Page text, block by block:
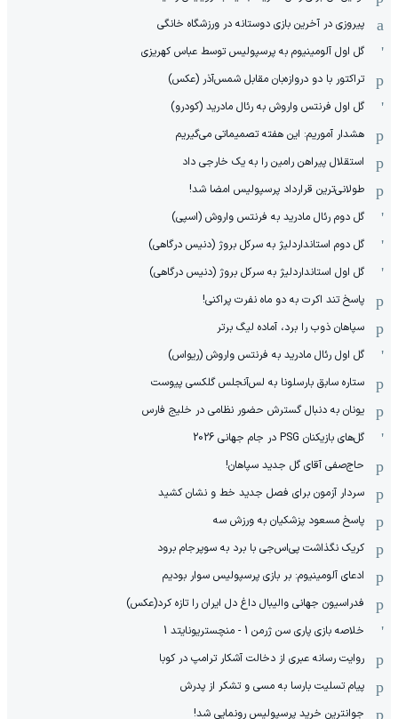
پیروزی در آخرین بازی دوستانه در ورزشگاه خانگی
گل اول آلومینیوم به پرسپولیس توسط عباس کهریزی
تراکتور با دو دروازه‌بان مقابل شمس‌آذر (عکس)
گل اول فرنتس واروش به رئال مادرید (کودرو)
هشدار آموریم: این هفته تصمیماتی می‌گیریم
استقلال پیراهن رامین را به یک خارجی داد
طولانی‌ترین قرارداد پرسپولیس امضا شد!
گل دوم رئال مادرید به فرنتس واروش (اسپی)
گل دوم استانداردلیژ به سرکل بروژ (دنیس درگاهی)
گل اول استانداردلیژ به سرکل بروژ (دنیس درگاهی)
پاسخ تند اکرت به دو ماه نفرت پراکنی!
سپاهان ذوب را برد، آماده لیگ برتر
گل اول رئال مادرید به فرنتس واروش (ریواس)
ستاره سابق بارسلونا به لس‌آنجلس گلکسی پیوست
یونان به دنبال گسترش حضور نظامی در خلیج فارس
گل‌های بازیکنان PSG در جام جهانی 2026
حاج‌صفی آقای گل جدید سپاهان!
سردار آزمون برای فصل جدید خط و نشان کشید
پاسخ مسعود پزشکیان به ورزش سه
کریک نگذاشت پی‌اس‌جی با برد به سوپرجام برود
ادعای آلومینیوم: بر بازی پرسپولیس سوار بودیم
فدراسیون جهانی والیبال داغ دل ایران را تازه کرد(عکس)
خلاصه بازی پاری سن ژرمن 1 - منچستریونایتد 1
روایت رسانه عبری از دخالت آشکار ترامپ در کوبا
پیام تسلیت بارسا به مسی و تشکر از پدرش
جوانترین خرید پرسپولیس رونمایی شد!